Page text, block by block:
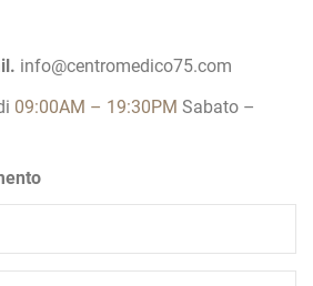
info@centromedico75.com
09:00AM – 19:30PM Sabato –